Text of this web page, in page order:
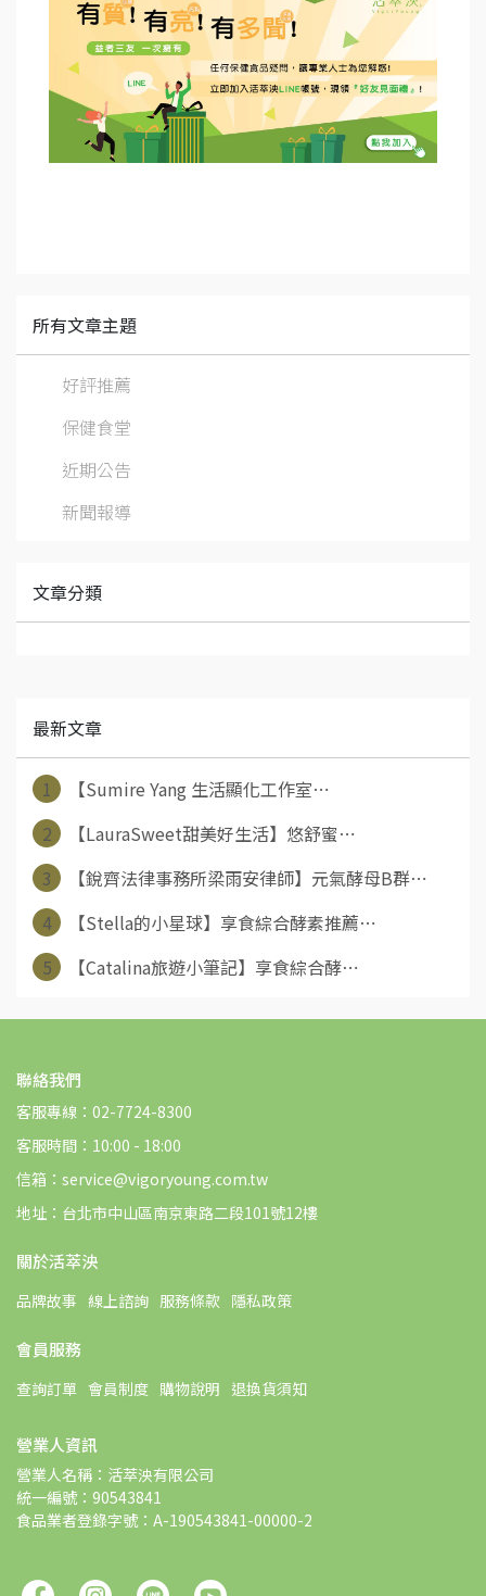
所有文章主題
好評推薦
保健食堂
近期公告
新聞報導
文章分類
最新文章
1
【Sumire Yang 生活顯化工作室⋯
2
【LauraSweet甜美好生活】悠舒蜜⋯
3
【銳齊法律事務所梁雨安律師】元氣酵母B群⋯
4
【Stella的小星球】享食綜合酵素推薦⋯
5
【Catalina旅遊小筆記】享食綜合酵⋯
聯絡我們
客服專線：02-7724-8300
客服時間：10:00 - 18:00
信箱：service@vigoryoung.com.tw
地址：台北市中山區南京東路二段101號12樓
關於活萃泱
品牌故事 線上諮詢 服務條款 隱私政策
會員服務
查詢訂單 會員制度 購物說明 退換貨須知
營業人資訊
營業人名稱：活萃泱有限公司
統一編號：90543841
食品業者登錄字號：A-190543841-00000-2